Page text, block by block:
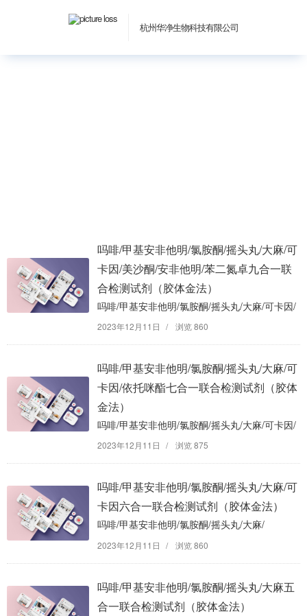
杭州华净生物科技有限公司
吗啡/甲基安非他明/氯胺酮/摇头丸/大麻/可
卡因/美沙酮/安非他明/苯二氮卓九合一联
合检测试剂（胶体金法）
吗啡/甲基安非他明/氯胺酮/摇头丸/大麻/可卡因/
美沙酮/安非他明/苯二氮卓九合一联合检测试剂
2023年12月11日 / 浏览 860
吗啡/甲基安非他明/氯胺酮/摇头丸/大麻/可
卡因/依托咪酯七合一联合检测试剂（胶体
金法）
吗啡/甲基安非他明/氯胺酮/摇头丸/大麻/可卡因/
依托咪酯七合一联合检测试剂（胶体金法）
2023年12月11日 / 浏览 875
吗啡/甲基安非他明/氯胺酮/摇头丸/大麻/可
卡因六合一联合检测试剂（胶体金法）
吗啡/甲基安非他明/氯胺酮/摇头丸/大麻/
可卡因六合一联合检测试剂（胶体金法）
2023年12月11日 / 浏览 860
吗啡/甲基安非他明/氯胺酮/摇头丸/大麻五
合一联合检测试剂（胶体金法）